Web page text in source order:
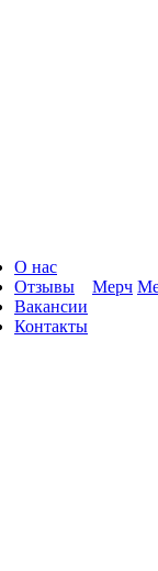
О нас
Отзывы
Вакансии
Контакты
Мерч